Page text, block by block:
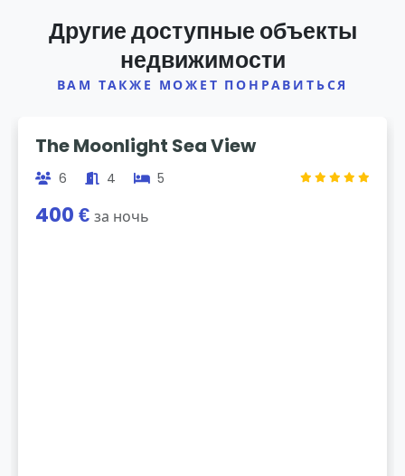
Другие доступные объекты
недвижимости
ВАМ ТАКЖЕ МОЖЕТ ПОНРАВИТЬСЯ
The Moonlight Sea View
6 4 5
400 €за ночь